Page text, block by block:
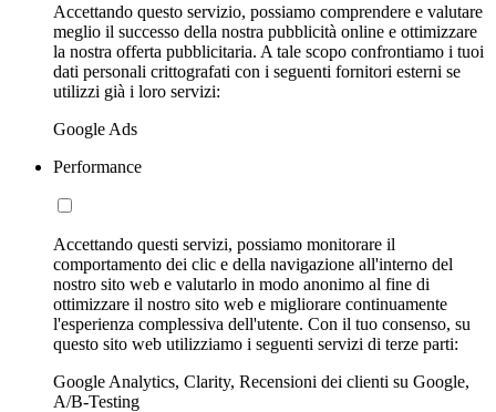
Accettando questo servizio, possiamo comprendere e valutare
meglio il successo della nostra pubblicità online e ottimizzare
la nostra offerta pubblicitaria. A tale scopo confrontiamo i tuoi
dati personali crittografati con i seguenti fornitori esterni se
utilizzi già i loro servizi:
Google Ads
Performance
Accettando questi servizi, possiamo monitorare il
comportamento dei clic e della navigazione all'interno del
nostro sito web e valutarlo in modo anonimo al fine di
ottimizzare il nostro sito web e migliorare continuamente
l'esperienza complessiva dell'utente. Con il tuo consenso, su
questo sito web utilizziamo i seguenti servizi di terze parti:
Google Analytics, Clarity, Recensioni dei clienti su Google,
A/B-Testing